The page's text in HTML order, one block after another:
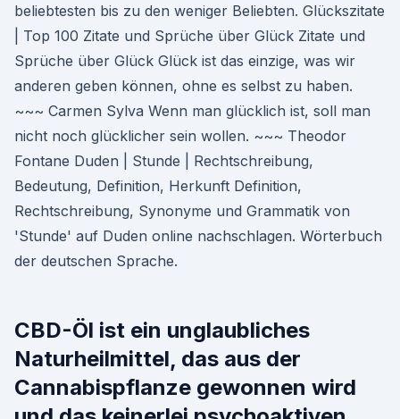
beliebtesten bis zu den weniger Beliebten. Glückszitate
| Top 100 Zitate und Sprüche über Glück Zitate und
Sprüche über Glück Glück ist das einzige, was wir
anderen geben können, ohne es selbst zu haben.
~~~ Carmen Sylva Wenn man glücklich ist, soll man
nicht noch glücklicher sein wollen. ~~~ Theodor
Fontane Duden | Stunde | Rechtschreibung,
Bedeutung, Definition, Herkunft Definition,
Rechtschreibung, Synonyme und Grammatik von
'Stunde' auf Duden online nachschlagen. Wörterbuch
der deutschen Sprache.
CBD-Öl ist ein unglaubliches
Naturheilmittel, das aus der
Cannabispflanze gewonnen wird